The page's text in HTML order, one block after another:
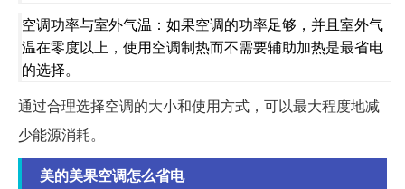
空调功率与室外气温：如果空调的功率足够，并且室外气
温在零度以上，使用空调制热而不需要辅助加热是最省电
的选择。
通过合理选择空调的大小和使用方式，可以最大程度地减
少能源消耗。
美的美果空调怎么省电